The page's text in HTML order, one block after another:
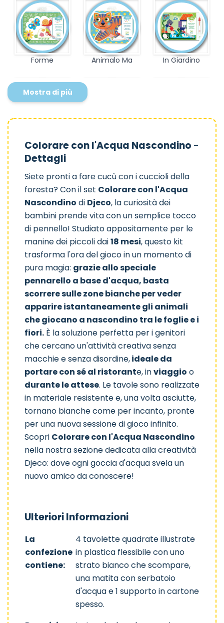
Forme Animalo Ma In Giardino
Al Parco Nel Bosco In Strada
Nascondino Nel Cielo Animalo Len
Giardino Stagioni
Mostra di più
Colorare con l'Acqua Nascondino -
Dettagli
Siete pronti a fare cucù con i cuccioli della
foresta? Con il set Colorare con l'Acqua
Nascondino di Djeco, la curiosità dei
bambini prende vita con un semplice tocco
di pennello! Studiato appositamente per le
manine dei piccoli dai18 mesi, questo kit
trasforma l'ora del gioco in un momento di
pura magia: grazie allo speciale
pennarello a base d'acqua, basta
scorrere sulle zone bianche per veder
apparire istantaneamente gli animali
che giocano a nascondino tra le foglie e i
fiori. È la soluzione perfetta per i genitori
che cercano un'attività creativa senza
macchie e senza disordine,ideale da
portare con sé al ristorante, inviaggio o
durante le attese. Le tavole sono realizzate
in materiale resistente e, una volta asciutte,
tornano bianche come per incanto, pronte
per una nuova sessione di gioco infinito.
Scopri Colorare con l'Acqua Nascondino
nella nostra sezione dedicata allacreatività
Djeco: dove ogni goccia d'acqua svela un
nuovo amico da conoscere!
Ulteriori Informazioni
La
confezione
contiene:
4 tavolette quadrate illustrate
in plastica flessibile con uno
strato bianco che scompare,
una matita con serbatoio
d'acqua e 1 supporto in cartone
spesso.